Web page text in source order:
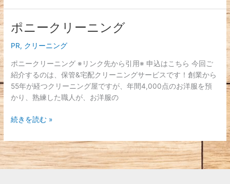
ン
グ
屋
ん
ポニークリーニング
PR, クリーニング
ポニークリーニング ※リンク先から引用※ 申込はこちら 今回ご
紹介するのは、保管&宅配クリーニングサービスです！創業から
55年が経つクリーニング屋ですが、年間4,000点のお洋服を預
かり、熟練した職人が、お洋服の
ポ
ー
ク
リ
グ
続きを読む »